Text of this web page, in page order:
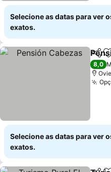
Selecione as datas para ver
exatos.
8,0
Selecione as datas para ver
exatos.